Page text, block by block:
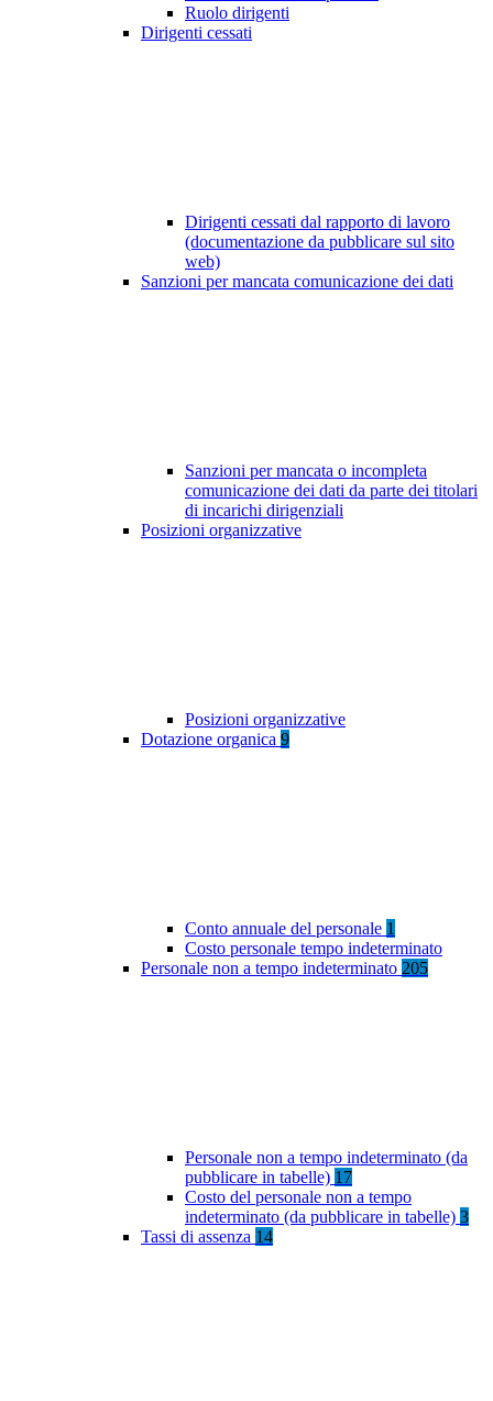
Ruolo dirigenti
Dirigenti cessati
Dirigenti cessati dal rapporto di lavoro
(documentazione da pubblicare sul sito
web)
Sanzioni per mancata comunicazione dei dati
Sanzioni per mancata o incompleta
comunicazione dei dati da parte dei titolari
di incarichi dirigenziali
Posizioni organizzative
Posizioni organizzative
Dotazione organica 9
Conto annuale del personale 1
Costo personale tempo indeterminato
Personale non a tempo indeterminato 205
Personale non a tempo indeterminato (da
pubblicare in tabelle) 17
Costo del personale non a tempo
indeterminato (da pubblicare in tabelle) 3
Tassi di assenza 14